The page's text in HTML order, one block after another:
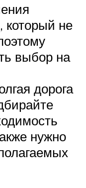
который не
выбор на
дорога
нужно